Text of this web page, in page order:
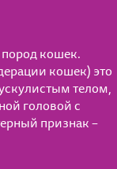
кошек.
кошек) это
телом,
головой с
признак –